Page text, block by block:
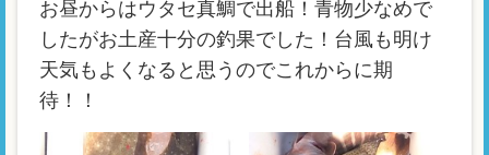
お昼からはウタセ真鯛で出船！青物少なめで
したがお土産十分の釣果でした！台風も明け
天気もよくなると思うのでこれからに期
待！！